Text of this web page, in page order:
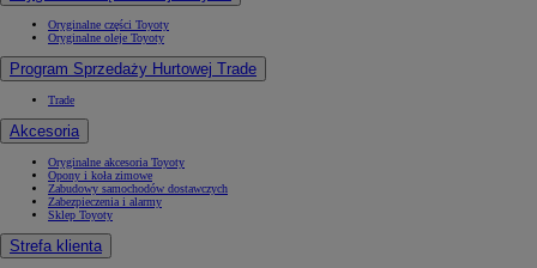
Oryginalne części Toyoty
Oryginalne oleje Toyoty
Program Sprzedaży Hurtowej Trade
Trade
Akcesoria
Oryginalne akcesoria Toyoty
Opony i koła zimowe
Zabudowy samochodów dostawczych
Zabezpieczenia i alarmy
Sklep Toyoty
Strefa klienta